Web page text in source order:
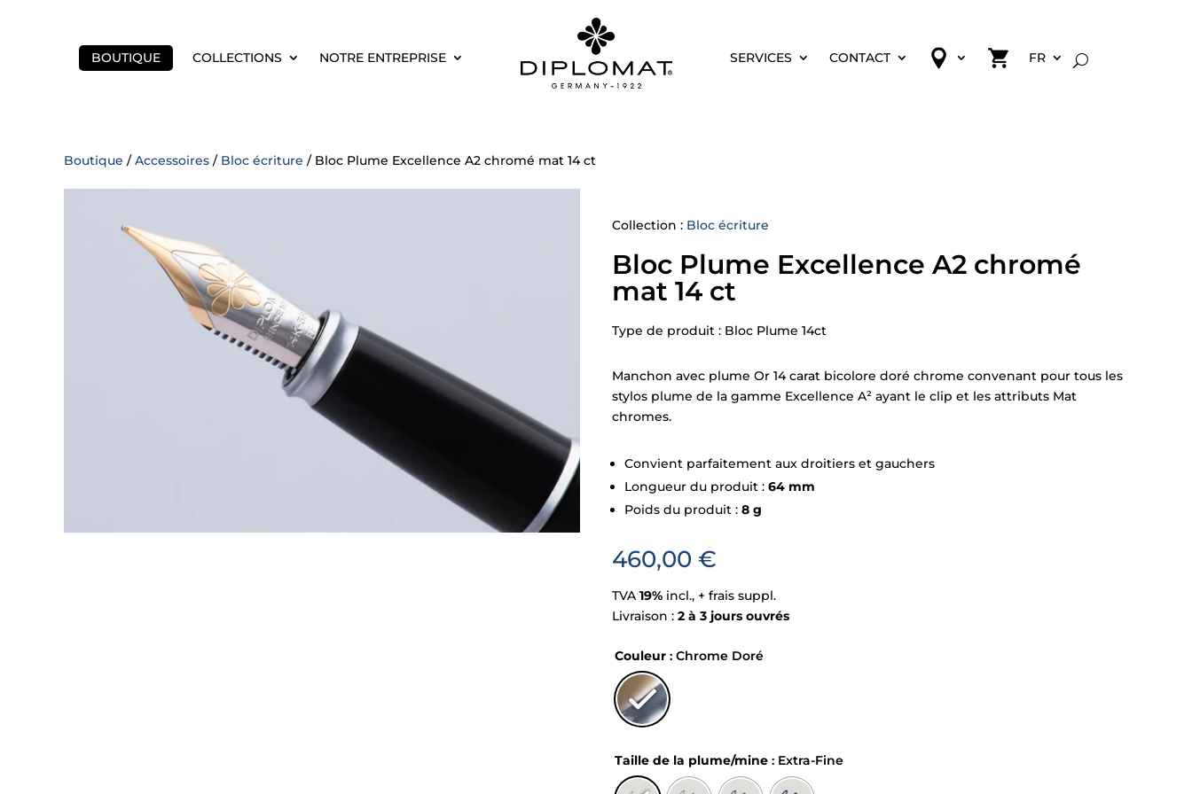
BOUTIQUE COLLECTIONS NOTRE ENTREPRISE SERVICES CONTACT FR
Boutique /Accessoires / Bloc écriture / Bloc Plume Excellence A2 chromé mat 14 ct
Collection : Bloc écriture
Bloc Plume Excellence A2 chromé
mat 14 ct
Type de produit : Bloc Plume 14ct
Manchon avec plume Or 14 carat bicolore doré chrome convenant pour tous les
stylos plume de la gamme Excellence A² ayant le clip et les attributs Mat
chromes.
Convient parfaitement aux droitiers et gauchers
Longueur du produit : 64 mm
Poids du produit : 8 g
460,00 €
TVA 19% incl., + frais suppl.
Livraison : 2 à 3 jours ouvrés
Couleur : Chrome Doré
Taille de la plume/mine : Extra-Fine